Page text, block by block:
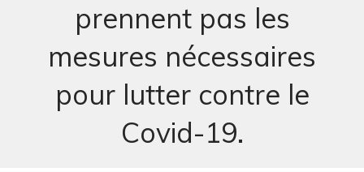
prennent pas les
mesures nécessaires
pour lutter contre le
Covid-19.